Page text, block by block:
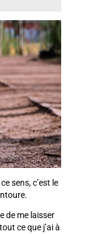
sens, c’est le
de me laisser
ce que j’ai à